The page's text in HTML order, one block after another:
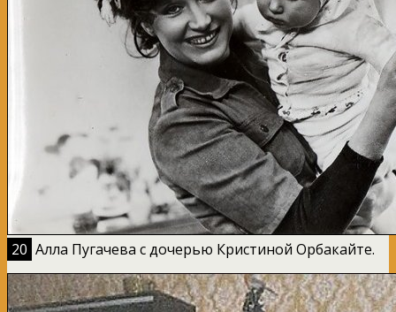
20 Алла Пугачева с дочерью Кристиной Орбакайте.